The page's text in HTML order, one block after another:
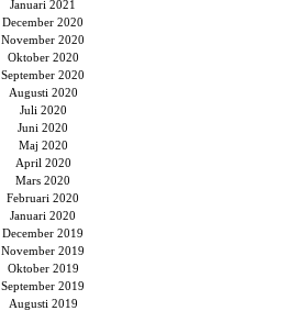
Januari 2021
December 2020
November 2020
Oktober 2020
September 2020
Augusti 2020
Juli 2020
Juni 2020
Maj 2020
April 2020
Mars 2020
Februari 2020
Januari 2020
December 2019
November 2019
Oktober 2019
September 2019
Augusti 2019